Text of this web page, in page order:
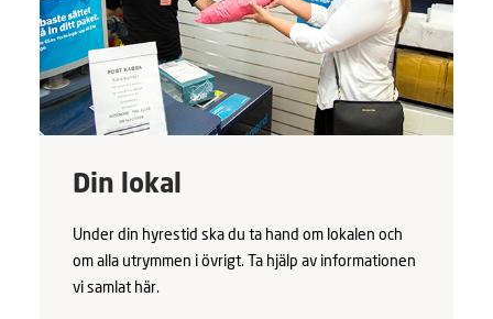
Din lokal
Under din hyrestid ska du ta hand om lokalen och
om alla utrymmen i övrigt. Ta hjälp av informationen
vi samlat här.